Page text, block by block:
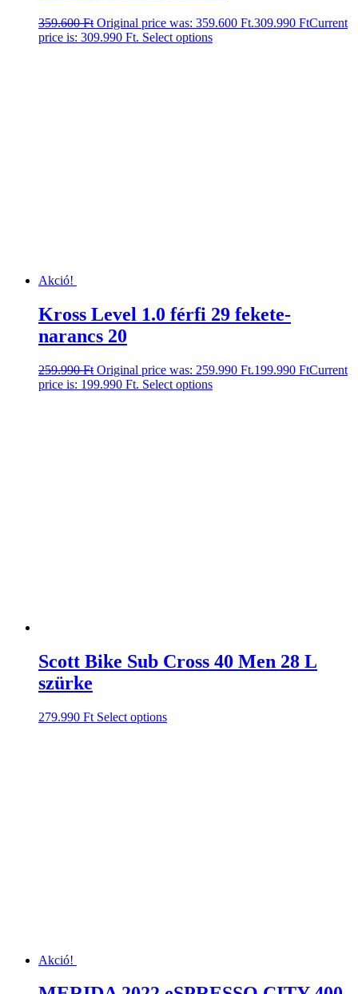
359.600Ft Original price was: 359.600 Ft.309.990 FtCurrent
price is: 309.990 Ft. Select options
Akció!
Kross Level 1.0 férfi 29 fekete-
narancs 20
259.990Ft Original price was: 259.990 Ft.199.990 FtCurrent
price is: 199.990 Ft. Select options
Scott Bike Sub Cross 40 Men 28 L
szürke
279.990 Ft Select options
Akció!